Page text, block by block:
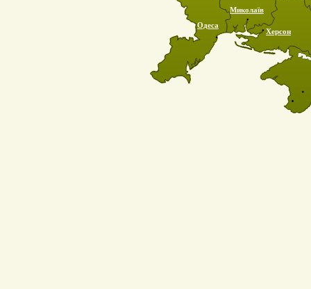
Херсон
Миколаїв
Одеса